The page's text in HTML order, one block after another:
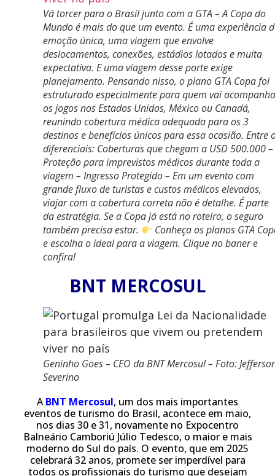
Vá torcer para o Brasil junto com a GTA – A Copa do
Mundo é mais do que um evento. É uma experiência
emoção única, uma viagem que envolve
deslocamentos, conexões, estádios lotados e muita
expectativa. E uma viagem desse porte exige
planejamento. Pensando nisso, o plano GTA Copa foi
estruturado especialmente para quem vai
os jogos nos Estados Unidos, México ou Canadá,
reunindo cobertura médica adequada para os 3
destinos e benefícios únicos para essa ocasião. Entre
diferenciais: Coberturas que chegam a USD 500.000 –
Proteção para imprevistos médicos durante toda a
viagem – Ingresso Protegido – Em um evento com
grande fluxo de turistas e custos médicos elevados,
viajar com a cobertura correta não é detalhe. É parte
da estratégia. Se a Copa já está no roteiro, o seguro
também precisa estar.
Conheça os planos GTA
e escolha o ideal para a viagem. Clique no baner e
confira!
BNT MERCOSUL
Geninho Goes – CEO da BNT Mercosul – Foto:
Severino
ABNT Mercosul, um dos mais importantes
eventos de turismo do Brasil, acontece em maio,
nos dias 30 e 31, novamente no Expocentro
Balneário Camboriú Júlio Tedesco, o maior e mais
moderno do Sul do país. O evento, que em 2025
celebrará 32 anos, promete ser imperdível para
todos os profissionais do turismo que desejam